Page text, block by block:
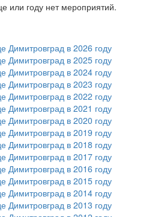
или году нет мероприятий.
Димитровград в 2026 году
Димитровград в 2025 году
Димитровград в 2024 году
Димитровград в 2023 году
Димитровград в 2022 году
Димитровград в 2021 году
Димитровград в 2020 году
Димитровград в 2019 году
Димитровград в 2018 году
Димитровград в 2017 году
Димитровград в 2016 году
Димитровград в 2015 году
Димитровград в 2014 году
Димитровград в 2013 году